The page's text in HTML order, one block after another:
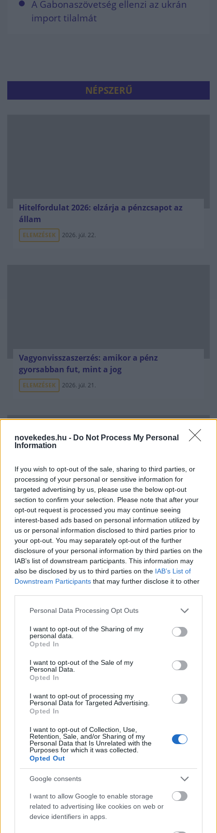
novekedes.hu - Do Not Process My Personal
Information
If you wish to opt-out of the sale, sharing to third parties, or
processing of your personal or sensitive information for
targeted advertising by us, please use the below opt-out
section to confirm your selection. Please note that after your
opt-out request is processed you may continue seeing
interest-based ads based on personal information utilized by
us or personal information disclosed to third parties prior to
your opt-out. You may separately opt-out of the further
disclosure of your personal information by third parties on the
IAB’s list of downstream participants. This information may
also be disclosed by us to third parties on the IAB’s List of
Downstream Participants that may further disclose it to other
Please note that this website/app uses one or more Google
not limited to your visit or usage behaviour. You may click to
grant or deny consent to Google and its third-party tags to
use your data for below specified purposes in below Google
consent section.
Personal Data Processing Opt Outs
I want to opt-out of the Sharing of my
personal data.
Opted In
I want to opt-out of the Sale of my
Personal Data.
Opted In
I want to opt-out of processing my
Personal Data for Targeted Advertising.
Opted In
I want to opt-out of Collection, Use,
Retention, Sale, and/or Sharing of my
Personal Data that Is Unrelated with the
Purposes for which it was collected.
Opted Out
Google consents
I want to allow Google to enable storage
related to advertising like cookies on web or
device identifiers in apps.
A Gabonaszövetség ellenzi az ukrán
import tilalmát
NÉPSZERŰ
Hitelfordulat 2026: elzárja a pénzcsapot az
állam
ELEMZÉSEK 2026. júl. 22.
Vagyonvisszaszerzés: amikor a pénz
gyorsabban fut, mint a jog
ELEMZÉSEK 2026. júl. 21.
Kéthónapos a Tisza-kormány: íme a mérleg!
ELEMZÉSEK 2026. júl. 21.
Uniós források: íme a teendők, amelyek a
pénzek érkezéséhez még szükségesek
Minden idők legjövedelmezőbbje és
legdrágábbja volt az amerikai foci vb -
gyorsmérleg